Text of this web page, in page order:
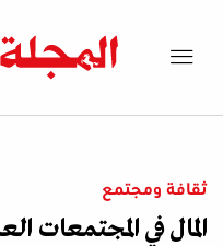
ثقافة ومجتمع
المال في المجتمعات